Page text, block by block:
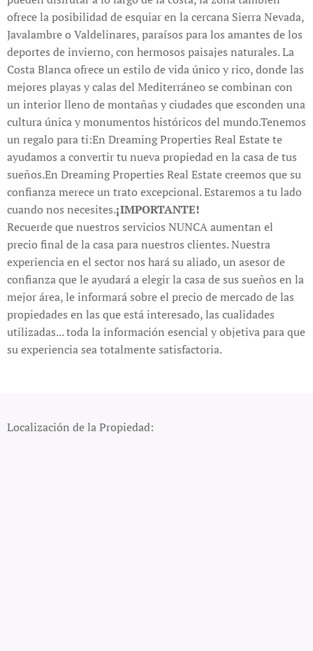
ofrece la posibilidad de esquiar en la cercana Sierra Nevada,
Javalambre o Valdelinares, paraísos para los amantes de los
deportes de invierno, con hermosos paisajes naturales. La
Costa Blanca ofrece un estilo de vida único y rico, donde las
mejores playas y calas del Mediterráneo se combinan con
un interior lleno de montañas y ciudades que esconden una
cultura única y monumentos históricos del mundo.Tenemos
un regalo para ti:En Dreaming Properties Real Estate te
ayudamos a convertir tu nueva propiedad en la casa de tus
sueños.En Dreaming Properties Real Estate creemos que su
confianza merece un trato excepcional. Estaremos a tu lado
cuando nos necesites.¡IMPORTANTE!
Recuerde que nuestros servicios NUNCA aumentan el
precio final de la casa para nuestros clientes. Nuestra
experiencia en el sector nos hará su aliado, un asesor de
confianza que le ayudará a elegir la casa de sus sueños en la
mejor área, le informará sobre el precio de mercado de las
propiedades en las que está interesado, las cualidades
utilizadas... toda la información esencial y objetiva para que
su experiencia sea totalmente satisfactoria.
Localización de la Propiedad: